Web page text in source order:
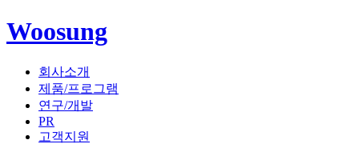
Woosung
회사소개
제품/프로그램
연구/개발
PR
고객지원